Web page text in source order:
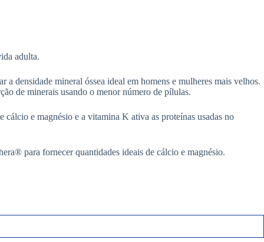
adulta.
densidade mineral óssea ideal em homens e mulheres mais velhos.
de minerais usando o menor número de pílulas.
e magnésio e a vitamina K ativa as proteínas usadas no
para fornecer quantidades ideais de cálcio e magnésio.